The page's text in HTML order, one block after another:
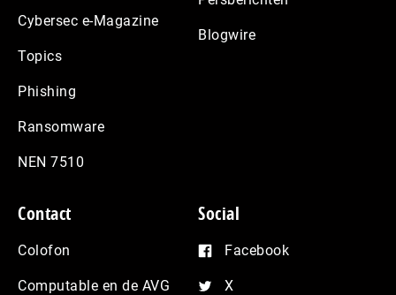
Cybersec e-Magazine
Topics
Phishing
Ransomware
NEN 7510
Blogwire
Contact
Colofon
Computable en de AVG
Social
Facebook
X